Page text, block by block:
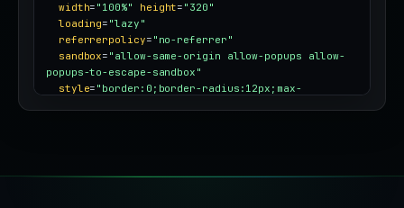
width= "100%" height= "320"
loading= "lazy"
referrerpolicy= "no-referrer"
sandbox= "allow-same-origin allow-popups allow-
popups-to-escape-sandbox"
style= "border:0;border-radius:12px;max-